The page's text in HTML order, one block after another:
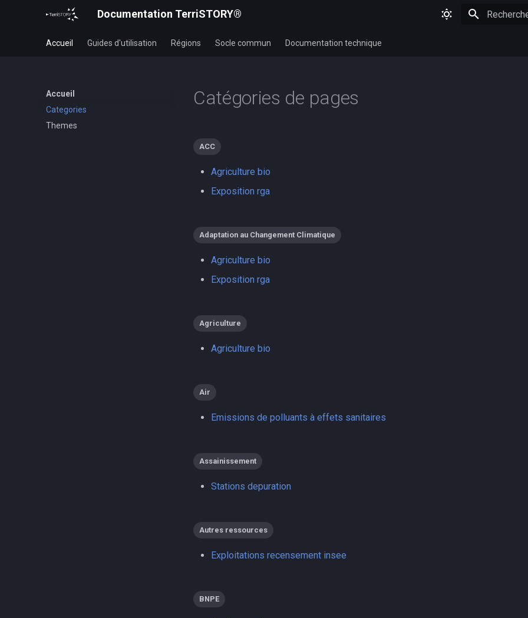
Documentation TerriSTORY®
Accueil Guides d'utilisation Régions Socle commun Documentation technique
Accueil
Categories
Themes
Catégories de pages
ACC
Agriculture bio
Exposition rga
Adaptation au Changement Climatique
Agriculture bio
Exposition rga
Agriculture
Agriculture bio
Air
Emissions de polluants à effets sanitaires
Assainissement
Stations depuration
Autres ressources
Exploitations recensement insee
BNPE